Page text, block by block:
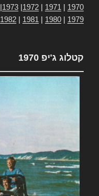
1970
1971
1972
1973
1979
1980
1981
1982
קטלוג ג'יפ 1970